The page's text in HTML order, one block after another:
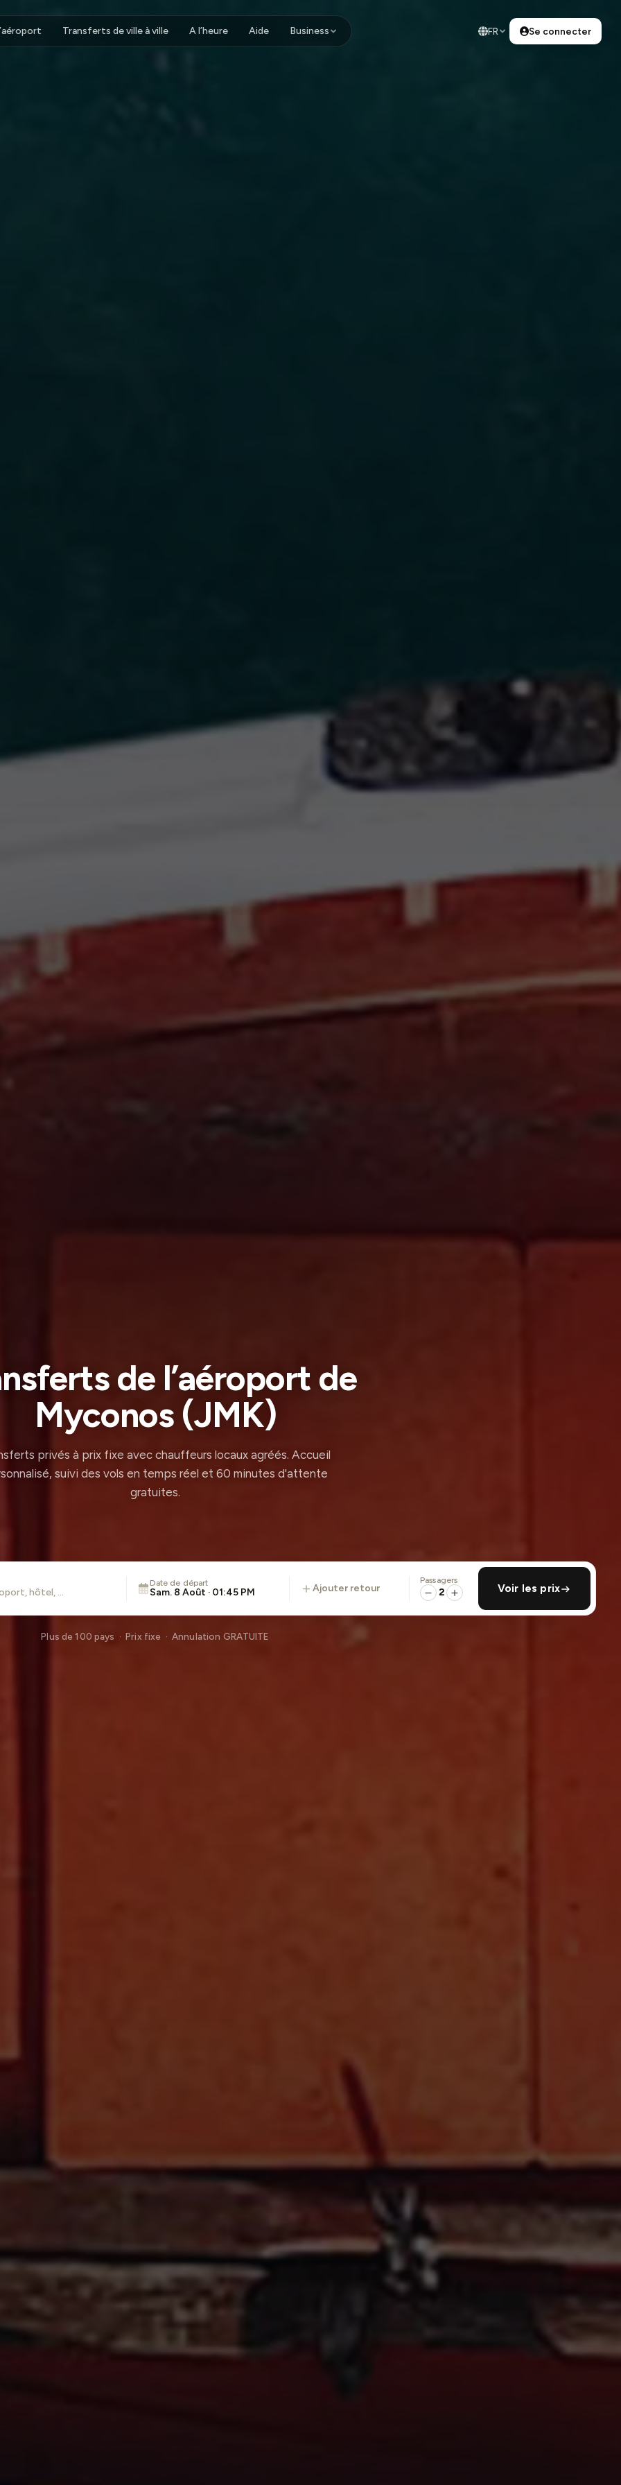
Transferts de ville à ville A l’heure Aide Business FR Se connecter
de l’aéroport de
Myconos (JMK)
privés à prix fixe avec chauffeurs locaux agréés. Accueil
suivi des vols en temps réel et 60 minutes d'attente
gratuites.
Date de départ
Sam. 8 Août · 01:45 PM ajouter retour
Passagers
2 Voir les prix
Plus de 100 pays · Prix fixe · Annulation GRATUITE